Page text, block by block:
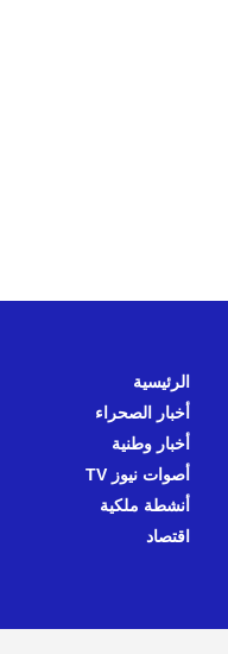
الرئيسية
أخبار الصحراء
أخبار وطنية
أصوات نيوز TV
أنشطة ملكية
اقتصاد